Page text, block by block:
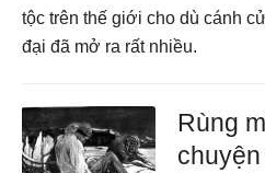
tộc trên thế giới cho dù cánh
đại đã mở ra rất nhiều.
Rùng